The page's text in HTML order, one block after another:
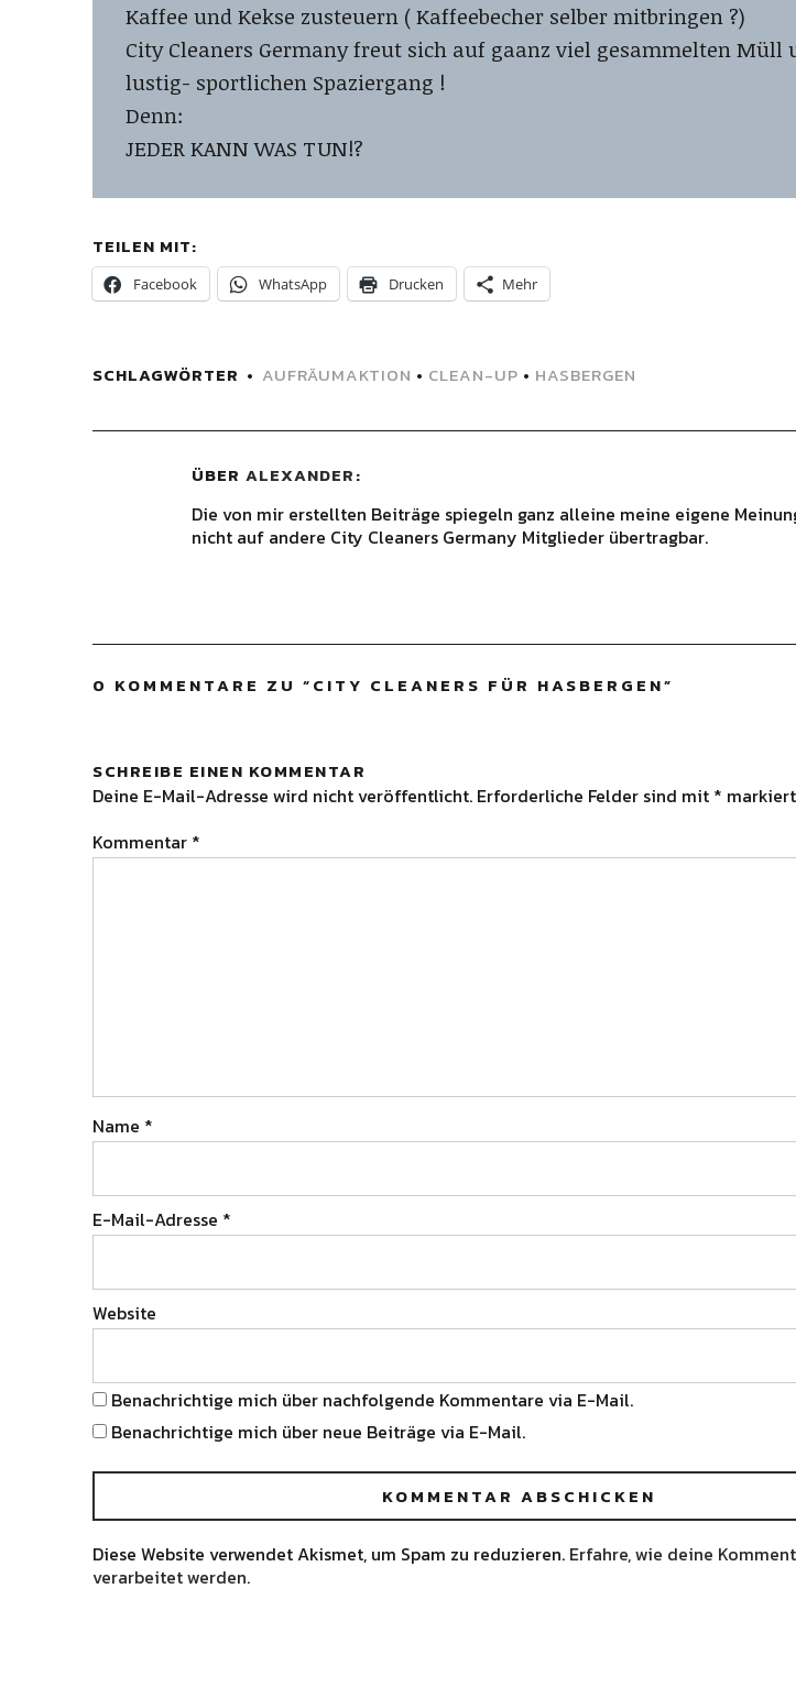
Kaffee und Kekse zusteuern ( Kaffeebecher selber mitbringen ?)
City Cleaners Germany freut sich auf gaanz viel gesammelten Müll
lustig- sportlichen Spaziergang !
Denn:
JEDER KANN WAS TUN!?
TEILEN MIT:
Facebook WhatsApp Drucken Mehr
SCHLAGWÖRTER AUFRÄUMAKTION • CLEAN-UP • HASBERGEN
ÜBER ALEXANDER
Die von mir erstellten Beiträge spiegeln ganz alleine meine eigene
nicht auf andere City Cleaners Germany Mitglieder übertragbar.
0 KOMMENTARE ZU “CITY CLEANERS FÜR HASBERGEN”
SCHREIBE EINEN KOMMENTAR
Deine E-Mail-Adresse wird nicht veröffentlicht. Erforderliche Felder sind mit * markiert
Kommentar *
Name *
E-Mail-Adresse *
Website
Benachrichtige mich über nachfolgende Kommentare via E-Mail.
Benachrichtige mich über neue Beiträge via E-Mail.
Diese Website verwendet Akismet, um Spam zu reduzieren. Erfahre, wie deine
verarbeitet werden.